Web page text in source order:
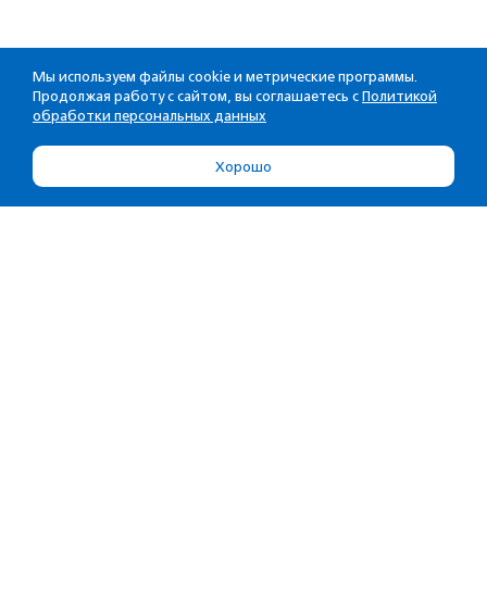
Мы используем файлы cookie и метрические программы.
Продолжая работу с сайтом, вы соглашаетесь с Политикой
обработки персональных данных
Хорошо